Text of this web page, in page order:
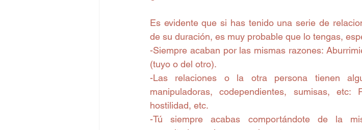
Es evidente que si has tenido una serie de
de su duración, es muy probable que lo tengas,
-Siempre acaban por las mismas razones:
(tuyo o del otro).
-Las relaciones o la otra persona tienen
manipuladoras, codependientes, sumisas,
hostilidad, etc.
-Tú siempre acabas comportándote de la